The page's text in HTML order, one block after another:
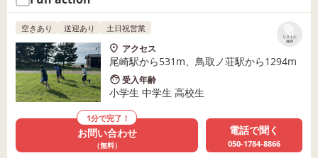
リストに
保存
空きあり 送迎あり 土日祝営業
アクセス
尾崎駅から531m、鳥取ノ荘駅から1294m
受入年齢
小学生 中学生 高校生
1分で完了！
お問い合わせ
（無料）
電話で聞く
050-1784-8866